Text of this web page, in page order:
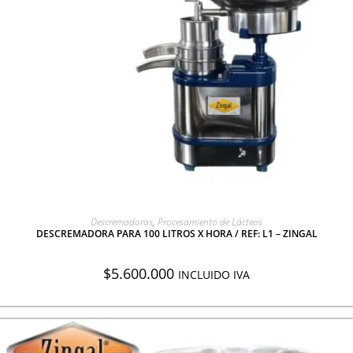
AGREGAR A COTIZACIÓN
Descremadoras, Procesamiento de Lácteos
DESCREMADORA PARA 100 LITROS X HORA / REF: L1 – ZINGAL
$5.600.000 INCLUIDO IVA